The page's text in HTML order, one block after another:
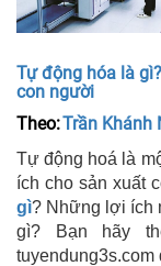
Tự động hóa là
con người
Theo:Trần Khánh
Tự động hoá là
ích cho sản xuất
gì? Những lợi ích
gì? Bạn hãy
tuyendung3s.com